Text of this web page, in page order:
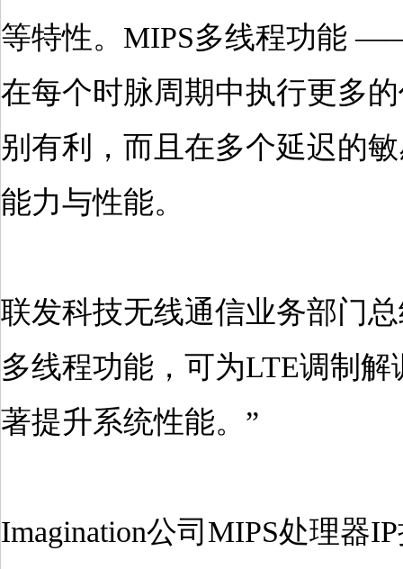
等特性。MIPS多线程功能
在每个时脉周期中执行更多
别有利，而且在多个延迟的
能力与性能。
联发科技无线通信业务部门
多线程功能，可为LTE调制
著提升系统性能。”
Imagination公司MIPS处理器